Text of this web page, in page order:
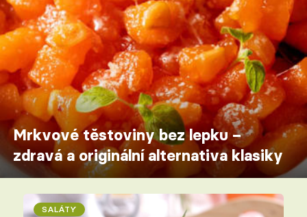
Mrkvové těstoviny bez lepku –
zdravá a originální alternativa klasiky
SALÁTY